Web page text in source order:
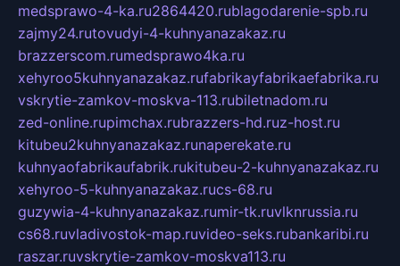
medsprawo-4-ka.ru2864420.rublagodarenie-spb.ru
zajmy24.rutovudyi-4-kuhnyanazakaz.ru
brazzerscom.rumedsprawo4ka.ru
xehyroo5kuhnyanazakaz.rufabrikayfabrikaefabrika.ru
vskrytie-zamkov-moskva-113.rubiletnadom.ru
zed-online.rupimchax.rubrazzers-hd.ruz-host.ru
kitubeu2kuhnyanazakaz.runaperekate.ru
kuhnyaofabrikaufabrik.rukitubeu-2-kuhnyanazakaz.ru
xehyroo-5-kuhnyanazakaz.rucs-68.ru
guzywia-4-kuhnyanazakaz.rumir-tk.ruvlknrussia.ru
cs68.ruvladivostok-map.ruvideo-seks.rubankaribi.ru
raszar.ruvskrytie-zamkov-moskva113.ru